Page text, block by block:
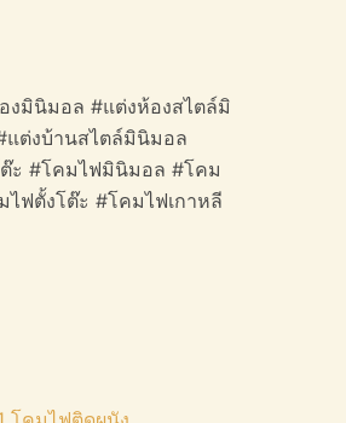
งมินิมอล #แต่งห้องสไตล์มิ
แต่งบ้านสไตล์มินิมอล
ะ #โคมไฟมินิมอล #โคม
ฟตั้งโต๊ะ #โคมไฟเกาหลี